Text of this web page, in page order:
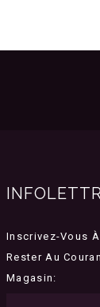
Inscrivez-Vous
Rester Au
Magasin: